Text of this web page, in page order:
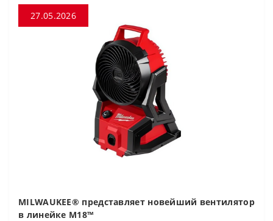
27.05.2026
MILWAUKEE® представляет новейший вентилятор
в линейке M18™